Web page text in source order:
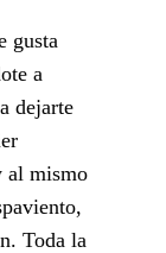
gusta
a
dejarte
al mismo
Toda la